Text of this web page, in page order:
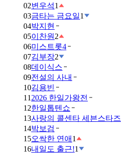
02변우석1
03금타는 금요일1
04박지현
05이찬원 2
06미스트롯4
07김부장2
08데이식스
09전설의 사내
10김용빈
11 2026 한일가왕전
12한일톱텐쇼
13사랑의 콜센타 세븐스타즈
14박보검
15오싹한 연애 1
16내일도 출근!1